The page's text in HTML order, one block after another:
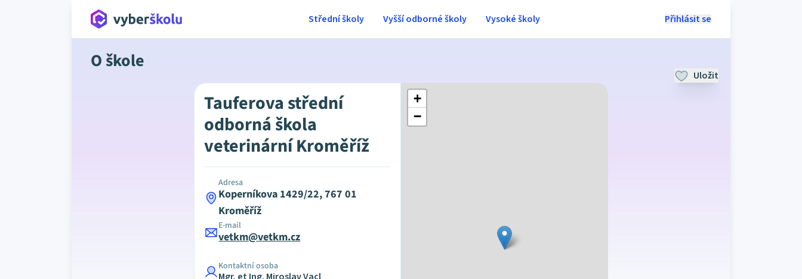
Přihlásit se
Střední školy Vyšší odborné školy Vysoké školy
O škole
Uložit
Tauferova střední
odborná škola
veterinární Kroměříž
Adresa
Koperníkova 1429/22, 767 01
Kroměříž
E-mail
vetkm@vetkm.cz
Kontaktní osoba
+
−